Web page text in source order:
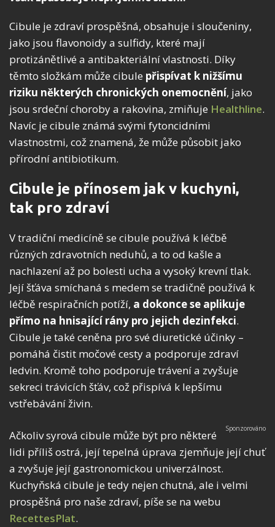
Cibule je zdraví prospěšná, obsahuje i sloučeniny,
jako jsou flavonoidy a sulfidy, které mají
protizánětlivé a antibakteriální vlastnosti. Díky
těmto složkám může cibule přispívat k nižšímu
riziku některých chronických onemocnění, jako
jsou srdeční choroby a rakovina, zmiňuje Healthline.
Navíc je cibule známá svými fytoncidními
vlastnostmi, což znamená, že může působit jako
přírodní antibiotikum.
Cibule je přínosem jak v kuchyni,
tak pro zdraví
V tradiční medicíně se cibule používá k léčbě
různých zdravotních neduhů, a to od kašle a
nachlazení až po bolesti ucha a vysoký krevní tlak.
Její šťáva smíchaná s medem se tradičně používá k
léčbě respiračních potíží, a dokonce se aplikuje
přímo na hnisající rány pro jejich dezinfekci.
Cibule je také ceněna pro své diuretické účinky –
pomáhá čistit močové cesty a podporuje zdraví
ledvin. Kromě toho podporuje trávení a zvyšuje
sekreci trávicích šťáv, což přispívá k lepšímu
vstřebávání živin.
Ačkoliv syrová cibule může být pro některé
lidi příliš ostrá, její tepelná úprava zjemňuje její chuť
a zvyšuje její gastronomickou univerzálnost.
Kuchyňská cibule je tedy nejen chutná, ale i velmi
prospěšná pro naše zdraví, píše se na webu
RecettesPlat.